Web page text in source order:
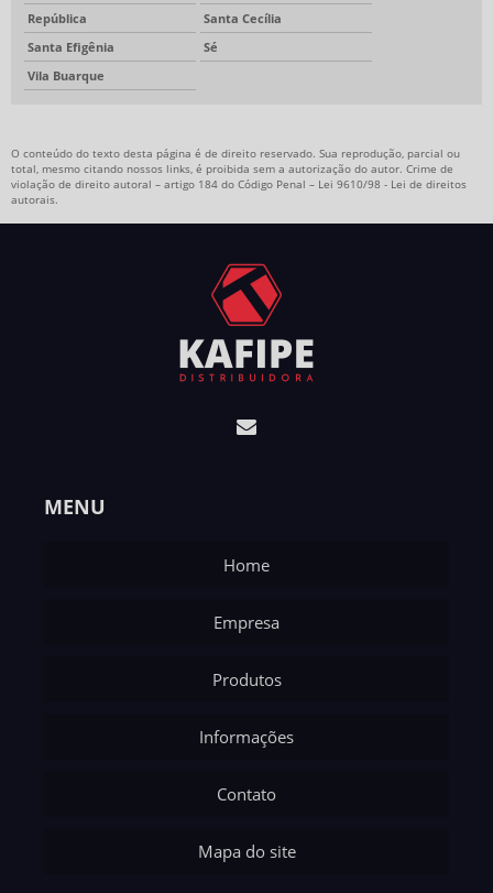
República
Santa Cecília
Santa Efigênia
Sé
Vila Buarque
O conteúdo do texto desta página é de direito reservado. Sua reprodução, parcial ou
total, mesmo citando nossos links, é proibida sem a autorização do autor. Crime de
violação de direito autoral – artigo 184 do Código Penal – Lei 9610/98 - Lei de direitos
autorais.
MENU
Home
Empresa
Produtos
Informações
Contato
Mapa do site